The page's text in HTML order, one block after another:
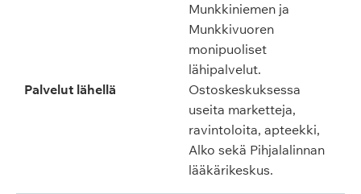
Palvelut lähellä
Munkkiniemen ja
Munkkivuoren
monipuoliset
lähipalvelut.
Ostoskeskuksessa
useita marketteja,
ravintoloita, apteekki,
Alko sekä Pihjalalinnan
lääkärikeskus.